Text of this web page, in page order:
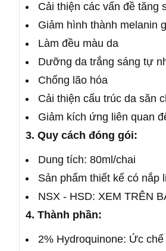
Cải thiện các vấn đề tăng
Giảm hình thành melanin
Làm đều màu da
Dưỡng da trắng sáng tự
Chống lão hóa
Cải thiện cấu trúc da săn
Giảm kích ứng liên quan
3. Quy cách đóng gói:
Dung tích: 80ml/chai
Sản phẩm thiết kế có nắp
NSX - HSD: XEM TRÊN
4. Thành phần:
2% Hydroquinone: Ức